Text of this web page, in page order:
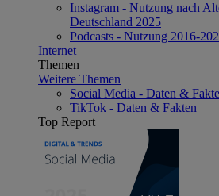
Instagram - Nutzung nach
Deutschland 2025
Podcasts - Nutzung 2016-
Internet
Themen
Weitere Themen
Social Media - Daten &
TikTok - Daten & Fakten
Top Report